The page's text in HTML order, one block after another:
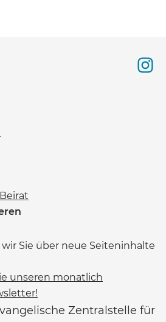
wir Sie über neue Seiteninhalte
unseren monatlich
Zentralstelle für